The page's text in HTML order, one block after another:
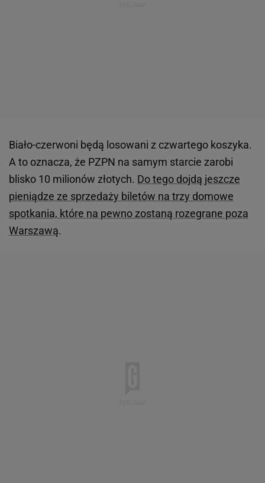
Biało-czerwoni będą losowani z czwartego koszyka.
A to oznacza, że PZPN na samym starcie zarobi
blisko 10 milionów złotych. Do tego dojdą jeszcze
pieniądze ze sprzedaży biletów na trzy domowe
spotkania, które na pewno zostaną rozegrane poza
Warszawą.